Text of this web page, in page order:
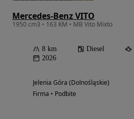
Mercedes-Benz VITO
1950 cm3 • 163 KM • MB Vito Mixto
8 km Diesel
2026
Jelenia Góra (Dolnośląskie)
Firma • Podbite